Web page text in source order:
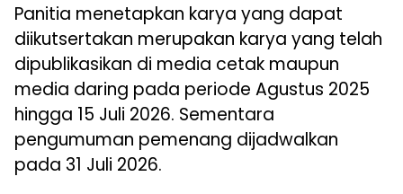
Panitia menetapkan karya yang dapat
diikutsertakan merupakan karya yang telah
dipublikasikan di media cetak maupun
media daring pada periode Agustus 2025
hingga 15 Juli 2026. Sementara
pengumuman pemenang dijadwalkan
pada 31 Juli 2026.